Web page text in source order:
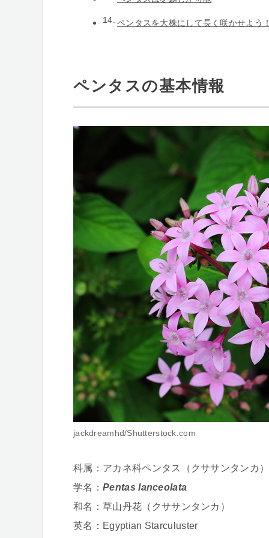
ペンタスを大株にして長く咲かせよう
ペンタスの基本情報
jackdreamhd/Shutterstock.com
科属：アカネ科ペンタス（クササンタンカ
学名： Pentas lanceolata
和名：草山丹花（クササンタンカ）
英名：Egyptian Starculuster